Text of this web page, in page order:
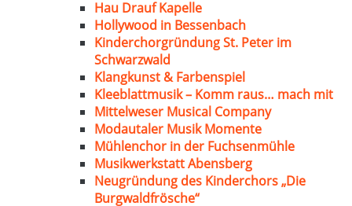
Hau Drauf Kapelle
Hollywood in Bessenbach
Kinderchorgründung St. Peter im
Schwarzwald
Klangkunst & Farbenspiel
Kleeblattmusik – Komm raus… mach mit
Mittelweser Musical Company
Modautaler Musik Momente
Mühlenchor in der Fuchsenmühle
Musikwerkstatt Abensberg
Neugründung des Kinderchors „Die
Burgwaldfrösche“